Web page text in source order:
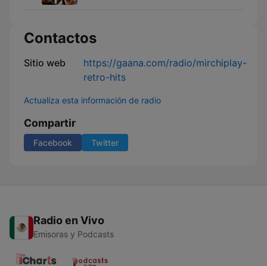
Contactos
Sitio web
https://gaana.com/radio/mirchiplay-
retro-hits
Actualiza esta información de radio
Compartir
Facebook Twitter
Radio en Vivo
Emisoras y Podcasts